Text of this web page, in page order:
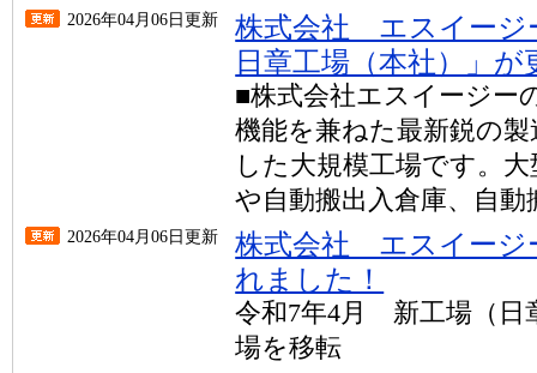
2026年04月06日更新
株式会社 エスイージ
日章工場（本社）」
■株式会社エスイージー
機能を兼ねた最新鋭の
した大規模工場です。
や自動搬出入倉庫、自
2026年04月06日更新
株式会社 エスイージ
れました！
令和7年4月 新工場（日
場を移転